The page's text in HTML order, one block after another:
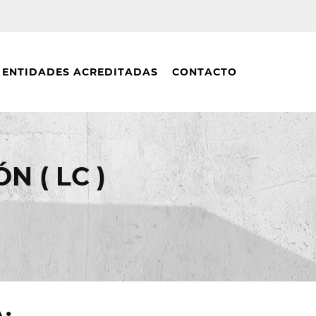
ENTIDADES ACREDITADAS CONTACTO
( LC )